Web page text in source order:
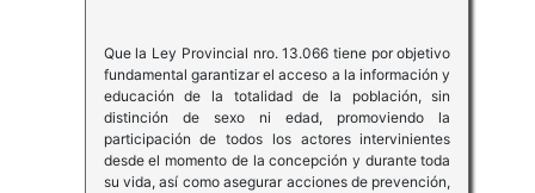
Que la Ley Provincial nro. 13.066 tiene por objetivo
fundamental garantizar el acceso a la información y
educación de la totalidad de la población, sin
distinción de sexo ni edad, promoviendo la
participación de todos los actores intervinientes
desde el momento de la concepción y durante toda
su vida, así como asegurar acciones de prevención,